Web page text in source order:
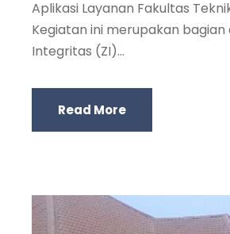
Aplikasi Layanan Fakultas
Kegiatan ini merupakan
Integritas (ZI)...
Read More